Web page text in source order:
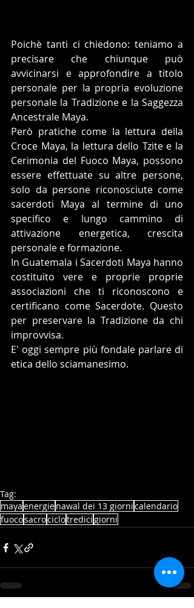
Poichè tanti ci chiedono: teniamo a
precisare che chiunque può
avvicinarsi e approfondire a titolo
personale per la propria evoluzione
personale la Tradizione e la Saggezza
Ancestrale Maya.
Però pratiche come la lettura della
Croce Maya, la lettura dello Tzite e la
Cerimonia del Fuoco Maya, possono
essere effettuate su altre persone,
solo da persone riconosciute come
sacerdoti Maya al termine di uno
specifico e lungo cammino di
attivazione energetica, crescita
personale e formazione.
In Guatemala i Sacerdoti Maya hanno
costituito vere e proprie proprie
associazioni che ti riconoscono e
certificano come Sacerdote. Questo
per preservare la Tradizione da chi
improvvisa.
E' oggi sempre più fondale parlare di
etica dello sciamanesimo.
Tag:
mayaenergienawal dei 13 giornicalendario
fuocosacrociclotredicigiorni